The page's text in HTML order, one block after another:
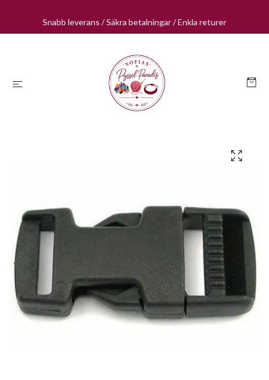
Snabb leverans / Säkra betalningar / Enkla returer